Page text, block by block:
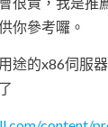
你參考囉。
途的x86伺服